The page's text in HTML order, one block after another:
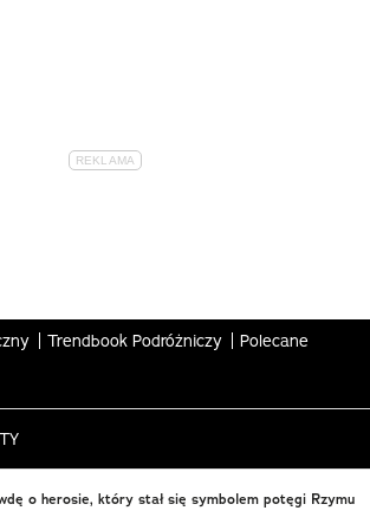
Trendbook Podróżniczy Polecane
o herosie, który stał się symbolem potęgi Rzymu